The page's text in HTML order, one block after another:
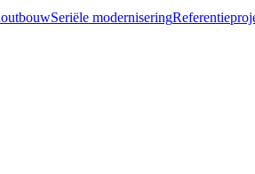
Seriële modernisering